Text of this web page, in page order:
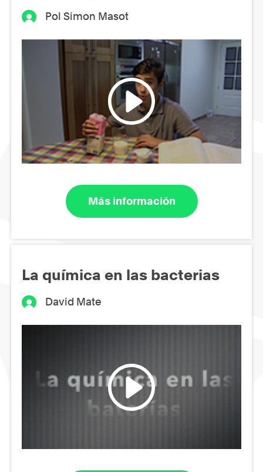
Pol Simon Masot
Más información
La química en las bacterias
David Mate